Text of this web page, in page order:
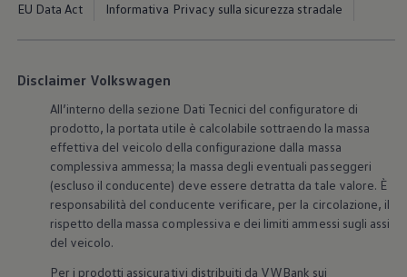
EU Data Act
Informativa Privacy sulla sicurezza stradale
Disclaimer Volkswagen
All’interno della sezione Dati Tecnici del configuratore di
prodotto, la portata utile è calcolabile sottraendo la massa
effettiva del veicolo della configurazione dalla massa
complessiva ammessa; la massa degli eventuali passeggeri
(escluso il conducente) deve essere detratta da tale valore. È
responsabilità del conducente verificare, per la circolazione, il
rispetto della massa complessiva e dei limiti ammessi sugli assi
del veicolo.
Per i prodotti assicurativi distribuiti da VWBank sui